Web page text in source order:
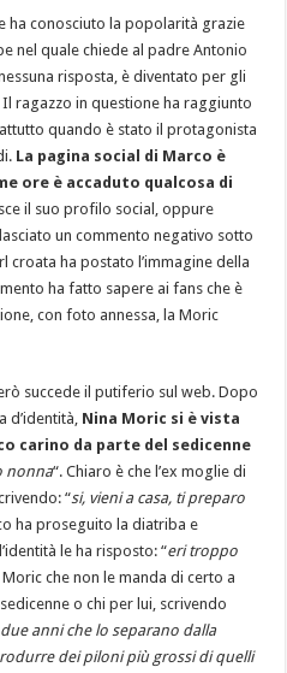
ha conosciuto la popolarità grazie
nel quale chiede al padre Antonio
risposta, è diventato per gli
ragazzo in questione ha raggiunto
quando è stato il protagonista
La pagina social di Marco è
ore è accaduto qualcosa di
il suo profilo social, oppure
un commento negativo sotto
croata ha postato l’immagine della
ha fatto sapere ai fans che è
con foto annessa, la Moric
succede il putiferio sul web. Dopo
d’identità, Nina Moric si è vista
carino da parte del sedicenne
nonna“. Chiaro è che l’ex moglie di
“si, vieni a casa, ti preparo
ha proseguito la diatriba e
le ha risposto: “eri troppo
Moric che non le manda di certo a
o chi per lui, scrivendo
anni che lo separano dalla
dei piloni più grossi di quelli